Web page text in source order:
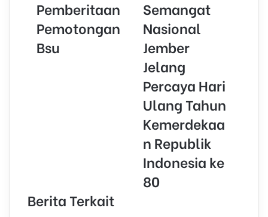
Pemberitaan
Pemotongan
Bsu
Semangat
Nasional
Jember
Jelang
Percaya Hari
Ulang Tahun
Kemerdekaa
n Republik
Indonesia ke
80
Berita Terkait